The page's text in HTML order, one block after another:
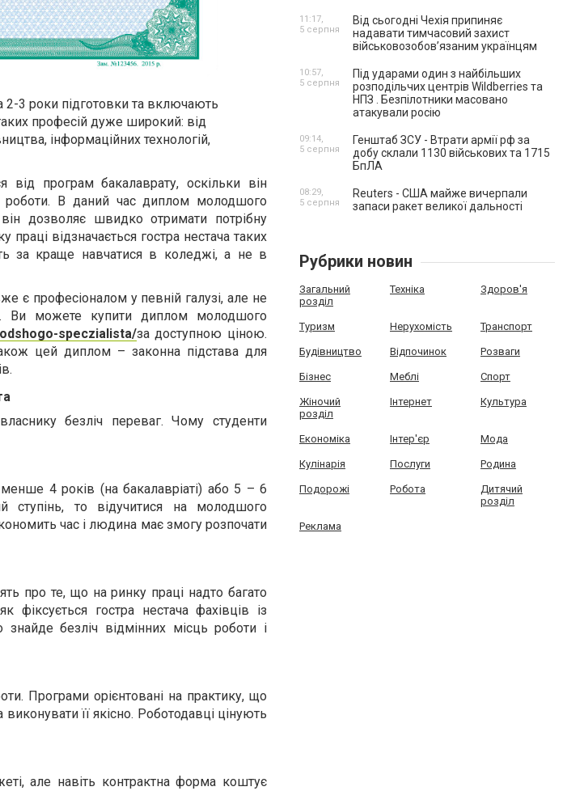
2-3 роки підготовки та включають
професій дуже широкий: від
інформаційних технологій,
від програм бакалаврату, оскільки він
роботи. В даний час диплом молодшого
дозволяє швидко отримати потрібну
відзначається гостра нестача таких
за краще навчатися в коледжі, а не в
є професіоналом у певній галузі, але не
Ви можете купити диплом молодшого
speczialista/за доступною ціною.
цей диплом – законна підстава для
безліч переваг. Чому студенти
4 років (на бакалавріаті) або 5 – 6
ступінь, то відучитися на молодшого
час і людина має змогу розпочати
про те, що на ринку праці надто багато
гостра нестача фахівців із
знайде безліч відмінних місць роботи і
Програми орієнтовані на практику, що
її якісно. Роботодавці цінують
але навіть контрактна форма коштує
Від сьогодні Чехія припиняє
надавати тимчасовий захист
військовозобов’язаним українцям
11:17,
5 серпня
Під ударами один з найбільших
розподільчих центрів Wildberries та
НПЗ . Безпілотники масовано
атакували росію
10:57,
5 серпня
Генштаб ЗСУ - Втрати армії рф за
добу склали 1130 військових та 1715
БпЛА
09:14,
5 серпня
Reuters - США майже вичерпали
запаси ракет великої дальності
08:29,
5 серпня
Рубрики новин
Загальний
розділ
Техніка Здоров'я
Туризм Нерухомість Транспорт
Будівництво Відпочинок Розваги
Бізнес Меблі Спорт
Жіночий
розділ
Інтернет Культура
Економіка Інтер'єр Мода
Кулінарія Послуги Родина
Подорожі Робота
Дитячий
розділ
Реклама